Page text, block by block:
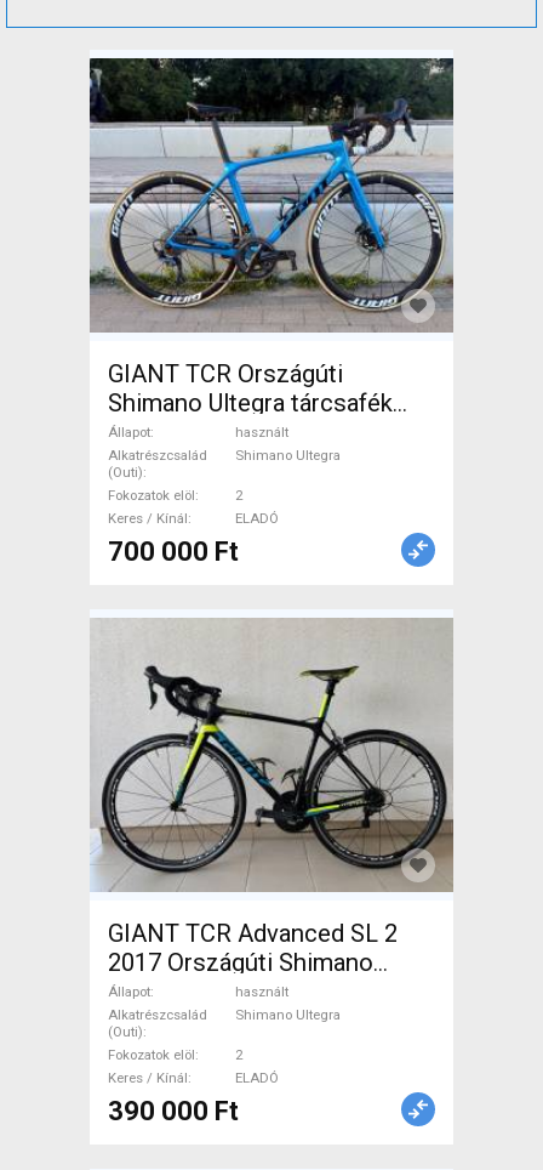
GIANT TCR Országúti
Shimano Ultegra tárcsafék
használt ELADÓ
Állapot
használt
Alkatrészcsalád
(Outi)
Shimano Ultegra
Fokozatok elöl
2
Keres / Kínál
ELADÓ
700 000 Ft
GIANT TCR Advanced SL 2
2017 Országúti Shimano
Ultegra patkófék használt
ELADÓ
Állapot
használt
Alkatrészcsalád
(Outi)
Shimano Ultegra
Fokozatok elöl
2
Keres / Kínál
ELADÓ
390 000 Ft